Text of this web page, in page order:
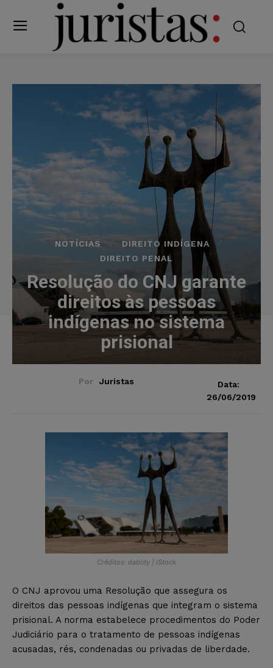
NOTÍCIAS
DIREITO INDÍGENA
DIREITO PENAL
Resolução do CNJ garante
direitos às pessoas
indígenas no sistema
prisional
Por Juristas
Data:
26/06/2019
Créditos: dabldy | iStock
O CNJ aprovou uma Resolução que assegura os
direitos das pessoas indígenas que integram o sistema
prisional. A norma estabelece procedimentos do Poder
Judiciário para o tratamento de pessoas indígenas
acusadas, rés, condenadas ou privadas de liberdade.